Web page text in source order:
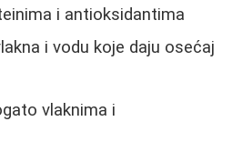
i antioksidantima
i vodu koje daju osećaj
vlaknima i